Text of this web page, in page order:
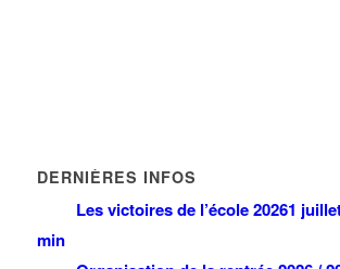
DERNIÈRES INFOS
Les victoires de l’école 20261
min